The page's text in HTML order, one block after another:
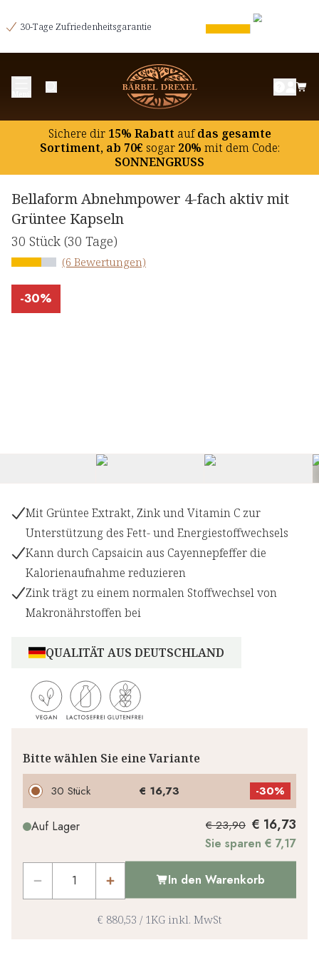
30-Tage Zufriedenheitsgarantie
Sichere dir15% Rabatt aufdas gesamte
Sortiment, ab 70€ sogar20% mit dem Code:
SONNENGRUSS
Bellaform Abnehmpower 4-fach aktiv mit
Grüntee Kapseln
30 Stück (30 Tage)
(6 Bewertungen)
-30%
Mit Grüntee Extrakt, Zink und Vitamin C zur
Unterstützung des Fett- und Energiestoffwechsels
Kann durch Capsaicin aus Cayennepfeffer die
Kalorienaufnahme reduzieren
Zink trägt zu einem normalen Stoffwechsel von
Makronährstoffen bei
QUALITÄT AUS DEUTSCHLAND
Bitte wählen Sie eine Variante
30 Stück € 16,73 -30%
Auf Lager € 23,90 € 16,73
Sie sparen € 7,17
In den Warenkorb
€ 880,53 / 1KG inkl. MwSt